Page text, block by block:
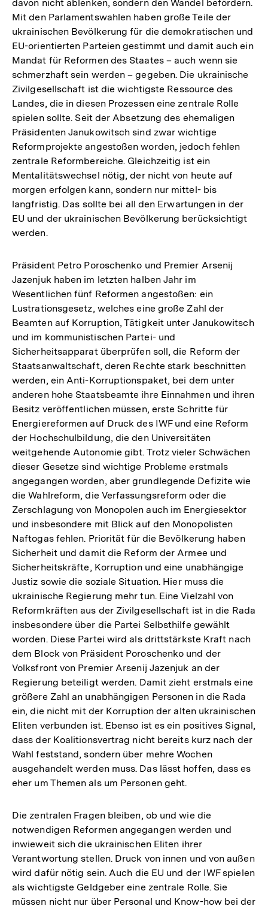
davon nicht ablenken, sondern den Wandel befördern.
Mit den Parlamentswahlen haben große Teile der
ukrainischen Bevölkerung für die demokratischen und
EU-orientierten Parteien gestimmt und damit auch ein
Mandat für Reformen des Staates – auch wenn sie
schmerzhaft sein werden – gegeben. Die ukrainische
Zivilgesellschaft ist die wichtigste Ressource des
Landes, die in diesen Prozessen eine zentrale Rolle
spielen sollte. Seit der Absetzung des ehemaligen
Präsidenten Janukowitsch sind zwar wichtige
Reformprojekte angestoßen worden, jedoch fehlen
zentrale Reformbereiche. Gleichzeitig ist ein
Mentalitätswechsel nötig, der nicht von heute auf
morgen erfolgen kann, sondern nur mittel- bis
langfristig. Das sollte bei all den Erwartungen in der
EU und der ukrainischen Bevölkerung berücksichtigt
werden.
Präsident Petro Poroschenko und Premier Arsenij
Jazenjuk haben im letzten halben Jahr im
Wesentlichen fünf Reformen angestoßen: ein
Lustrationsgesetz, welches eine große Zahl der
Beamten auf Korruption, Tätigkeit unter Janukowitsch
und im kommunistischen Partei- und
Sicherheitsapparat überprüfen soll, die Reform der
Staatsanwaltschaft, deren Rechte stark beschnitten
werden, ein Anti-Korruptionspaket, bei dem unter
anderen hohe Staatsbeamte ihre Einnahmen und ihren
Besitz veröffentlichen müssen, erste Schritte für
Energiereformen auf Druck des IWF und eine Reform
der Hochschulbildung, die den Universitäten
weitgehende Autonomie gibt. Trotz vieler Schwächen
dieser Gesetze sind wichtige Probleme erstmals
angegangen worden, aber grundlegende Defizite wie
die Wahlreform, die Verfassungsreform oder die
Zerschlagung von Monopolen auch im Energiesektor
und insbesondere mit Blick auf den Monopolisten
Naftogas fehlen. Priorität für die Bevölkerung haben
Sicherheit und damit die Reform der Armee und
Sicherheitskräfte, Korruption und eine unabhängige
Justiz sowie die soziale Situation. Hier muss die
ukrainische Regierung mehr tun. Eine Vielzahl von
Reformkräften aus der Zivilgesellschaft ist in die Rada
insbesondere über die Partei Selbsthilfe gewählt
worden. Diese Partei wird als drittstärkste Kraft nach
dem Block von Präsident Poroschenko und der
Volksfront von Premier Arsenij Jazenjuk an der
Regierung beteiligt werden. Damit zieht erstmals eine
größere Zahl an unabhängigen Personen in die Rada
ein, die nicht mit der Korruption der alten ukrainischen
Eliten verbunden ist. Ebenso ist es ein positives Signal,
dass der Koalitionsvertrag nicht bereits kurz nach der
Wahl feststand, sondern über mehre Wochen
ausgehandelt werden muss. Das lässt hoffen, dass es
eher um Themen als um Personen geht.
Die zentralen Fragen bleiben, ob und wie die
notwendigen Reformen angegangen werden und
inwieweit sich die ukrainischen Eliten ihrer
Verantwortung stellen. Druck von innen und von außen
wird dafür nötig sein. Auch die EU und der IWF spielen
als wichtigste Geldgeber eine zentrale Rolle. Sie
müssen nicht nur über Personal und Know-how bei der